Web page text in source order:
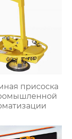
присоска